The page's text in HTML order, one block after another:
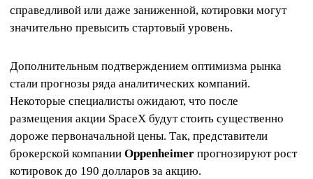
справедливой или даже заниженной, котировки могут
значительно превысить стартовый уровень.
Дополнительным подтверждением оптимизма рынка
стали прогнозы ряда аналитических компаний.
Некоторые специалисты ожидают, что после
размещения акции SpaceX будут стоить существенно
дороже первоначальной цены. Так, представители
брокерской компании Oppenheimer прогнозируют рост
котировок до 190 долларов за акцию.